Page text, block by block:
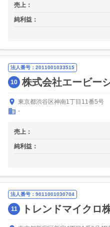
売上：
純利益：
法人番号：2011001033515
10 株式会社エービー
東京都渋谷区神南1丁目11番5号
-
売上：
純利益：
法人番号：9011001030704
11 トレンドマイクロ